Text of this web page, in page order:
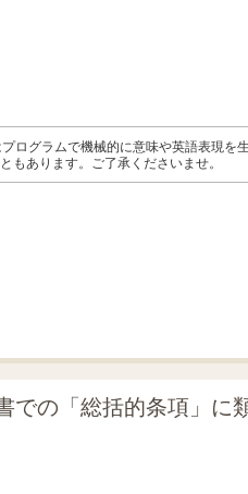
ログラムで機械的に意味や英語表現を
もあります。ご了承くださいませ。
での「総括的条項」に